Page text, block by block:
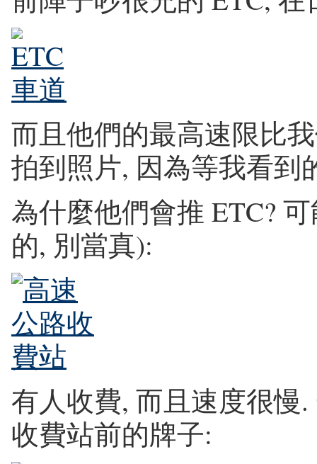
而且他們的最高速限比
拍到照片, 因為等我看到
為什麼他們會推 ETC?
的, 別當真):
有人收費, 而且速度很慢
收費站前的牌子: